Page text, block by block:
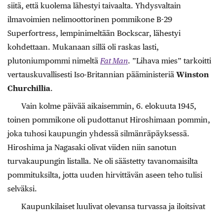
siitä, että kuolema lähestyi taivaalta. Yhdysvaltain
ilmavoimien nelimoottorinen pommikone B-29
Superfortress, lempinimeltään Bockscar, lähestyi
kohdettaan. Mukanaan sillä oli raskas lasti,
plutoniumpommi nimeltä Fat Man. ”Lihava mies” tarkoitti
vertauskuvallisesti Iso-Britannian pääministeriä Winston
Churchillia.
Vain kolme päivää aikaisemmin, 6. elokuuta 1945,
toinen pommikone oli pudottanut Hiroshimaan pommin,
joka tuhosi kaupungin yhdessä silmänräpäyksessä.
Hiroshima ja Nagasaki olivat viiden niin sanotun
turvakaupungin listalla. Ne oli säästetty tavanomaisilta
pommituksilta, jotta uuden hirvittävän aseen teho tulisi
selväksi.
Kaupunkilaiset luulivat olevansa turvassa ja iloitsivat